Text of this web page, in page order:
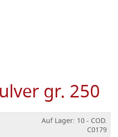
gr. 250
Auf Lager: 10 - COD.
C0179